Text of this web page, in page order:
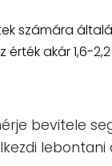
számára
akár 1,6-
bevitele